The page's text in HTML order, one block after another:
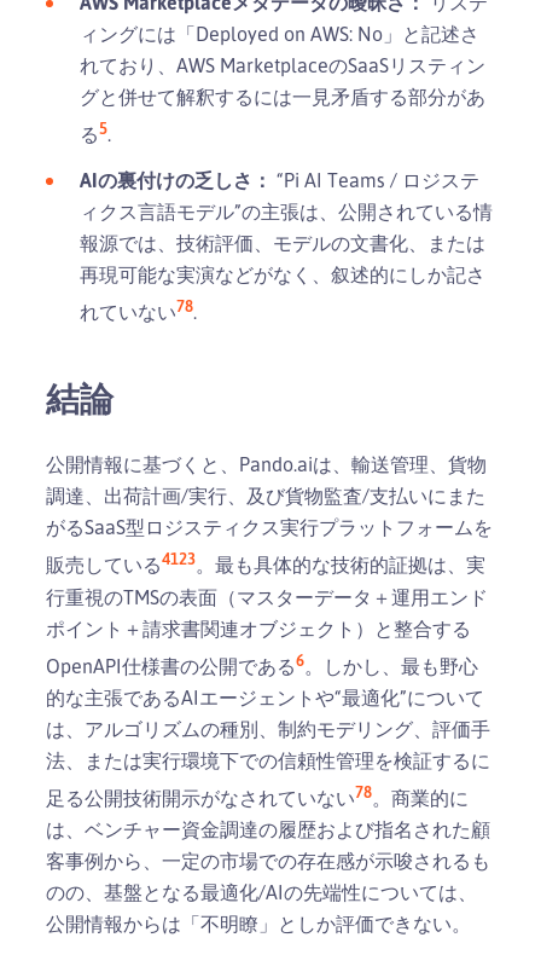
ィングには「Deployed on AWS: No」と記述さ
れており、AWS MarketplaceのSaaSリスティン
グと併せて解釈するには一見矛盾する部分があ
る5.
AIの裏付けの乏しさ： “Pi AI Teams / ロジステ
ィクス言語モデル”の主張は、公開されている情
報源では、技術評価、モデルの文書化、または
再現可能な実演などがなく、叙述的にしか記さ
れていない78.
結論
公開情報に基づくと、Pando.aiは、輸送管理、貨物
調達、出荷計画/実行、及び貨物監査/支払いにまた
がるSaaS型ロジスティクス実行プラットフォームを
販売している4123。最も具体的な技術的証拠は、実
行重視のTMSの表面（マスターデータ＋運用エンド
ポイント＋請求書関連オブジェクト）と整合する
OpenAPI仕様書の公開である6。しかし、最も野心
的な主張であるAIエージェントや“最適化”について
は、アルゴリズムの種別、制約モデリング、評価手
法、または実行環境下での信頼性管理を検証するに
足る公開技術開示がなされていない78。商業的に
は、ベンチャー資金調達の履歴および指名された顧
客事例から、一定の市場での存在感が示唆されるも
のの、基盤となる最適化/AIの先端性については、
公開情報からは「不明瞭」としか評価できない。